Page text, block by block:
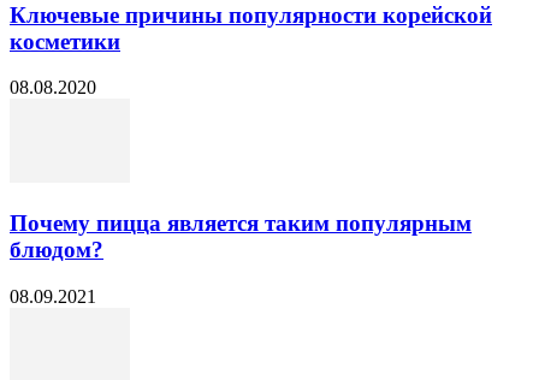
Ключевые причины популярности корейской
косметики
08.08.2020
Почему пицца является таким популярным
блюдом?
08.09.2021